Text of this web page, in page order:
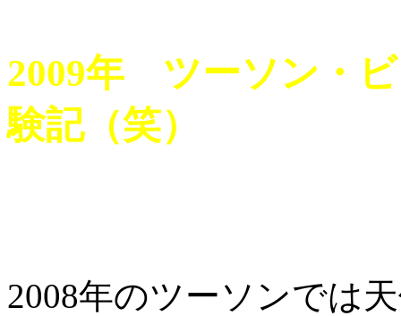
2009年 ツーソン・
験記（笑）
2008年のツーソンでは